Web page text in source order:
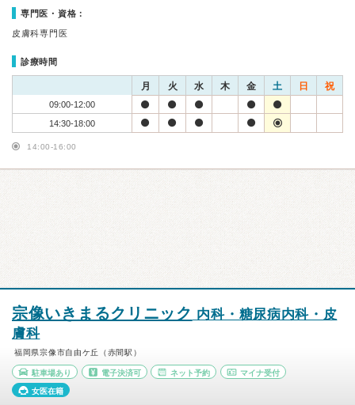
専門医・資格：
皮膚科専門医
診療時間
月 火 水 木 金 土 日 祝
09:00-12:00
14:30-18:00
14:00-16:00
宗像いきまるクリニック 内科・糖尿病内科・皮
膚科
福岡県宗像市自由ケ丘（赤間駅）
駐車場あり 電子決済可 ネット予約 マイナ受付
女医在籍